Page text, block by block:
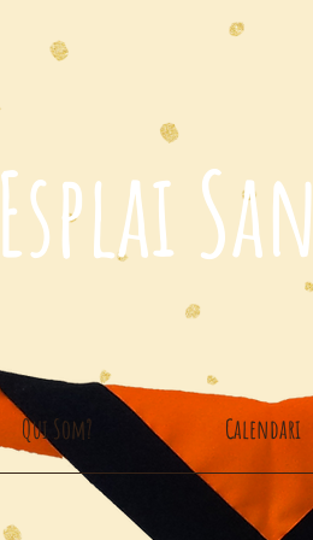
Qui Som? Calendari
Esplai